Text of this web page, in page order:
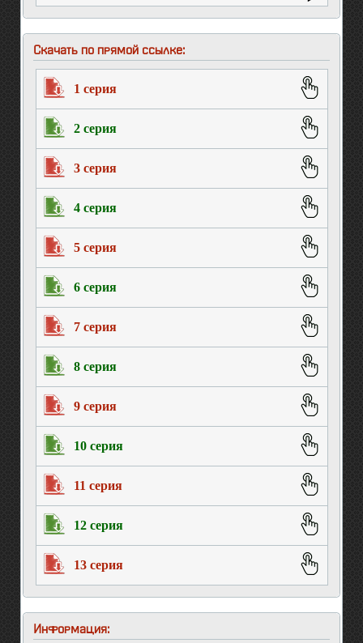
Скачать по прямой ссылке:
1 серия
2 серия
3 серия
4 серия
5 серия
6 серия
7 серия
8 серия
9 серия
10 серия
11 серия
12 серия
13 серия
Информация: